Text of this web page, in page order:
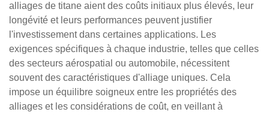
alliages de titane aient des coûts initiaux plus élevés, leur
longévité et leurs performances peuvent justifier
l'investissement dans certaines applications. Les
exigences spécifiques à chaque industrie, telles que celles
des secteurs aérospatial ou automobile, nécessitent
souvent des caractéristiques d'alliage uniques. Cela
impose un équilibre soigneux entre les propriétés des
alliages et les considérations de coût, en veillant à